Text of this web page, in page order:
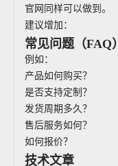
官网同样可以做到。
建议增加：
常见问题（FAQ）
例如：
产品如何购买？
是否支持定制？
发货周期多久？
售后服务如何？
如何报价？
技术文章